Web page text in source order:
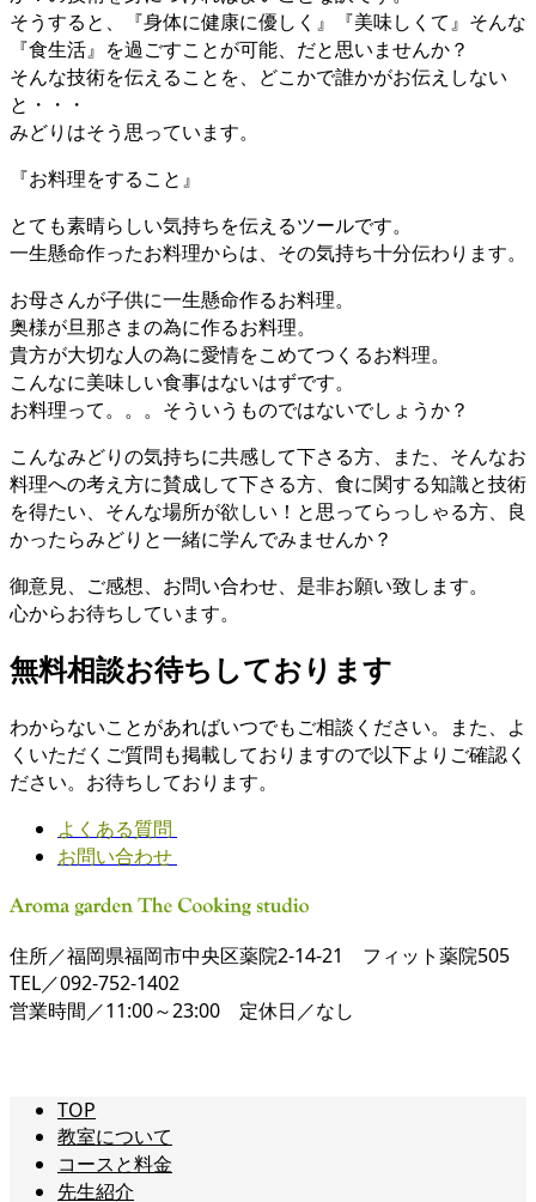
そうすると、『身体に健康に優しく』『美味しくて』そんな
『食生活』を過ごすことが可能、だと思いませんか？
そんな技術を伝えることを、どこかで誰かがお伝えしない
と・・・
みどりはそう思っています。
『お料理をすること』
とても素晴らしい気持ちを伝えるツールです。
一生懸命作ったお料理からは、その気持ち十分伝わります。
お母さんが子供に一生懸命作るお料理。
奥様が旦那さまの為に作るお料理。
貴方が大切な人の為に愛情をこめてつくるお料理。
こんなに美味しい食事はないはずです。
お料理って。。。そういうものではないでしょうか？
こんなみどりの気持ちに共感して下さる方、また、そんなお
料理への考え方に賛成して下さる方、食に関する知識と技術
を得たい、そんな場所が欲しい！と思ってらっしゃる方、良
かったらみどりと一緒に学んでみませんか？
御意見、ご感想、お問い合わせ、是非お願い致します。
心からお待ちしています。
無料相談お待ちしております
わからないことがあればいつでもご相談ください。また、よ
くいただくご質問も掲載しておりますので以下よりご確認く
ださい。お待ちしております。
よくある質問
お問い合わせ
住所／福岡県福岡市中央区薬院2-14-21 フィット薬院505
TEL／092-752-1402
営業時間／11:00～23:00 定休日／なし
TOP
教室について
コースと料金
先生紹介